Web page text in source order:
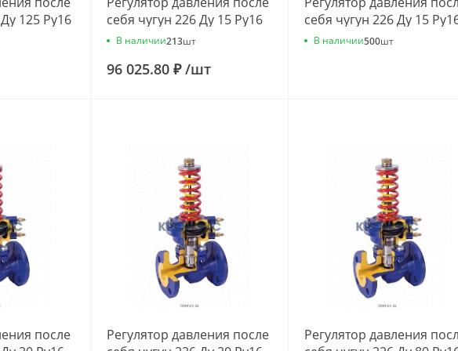
125 Ру16
ч
себя чугун 226 Ду 15 Ру16
фл 0.4-7 Kvs=1.6м3/ч
В наличии213шт
96 025.80 ₽/шт
себя чугун 226 Ду 15
фл 0.4-7 Kvs=2.5м3/ч
В наличии500шт
после
Регулятор давления после
Регулятор давления